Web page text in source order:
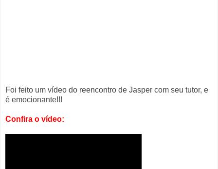
Foi feito um vídeo do reencontro de Jasper com seu tutor, e
é emocionante!!!
Confira o vídeo: